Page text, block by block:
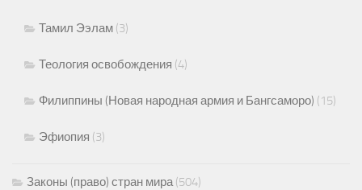
Тамил Ээлам (3)
Теология освобождения (4)
Филиппины (Новая народная армия и Бангсаморо) (15)
Эфиопия (3)
Законы (право) стран мира(504)